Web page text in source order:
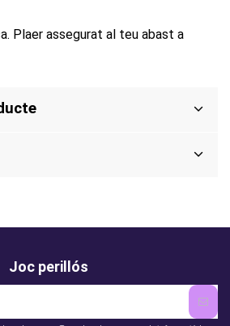
Plaer assegurat al teu abast a
Joc perillós